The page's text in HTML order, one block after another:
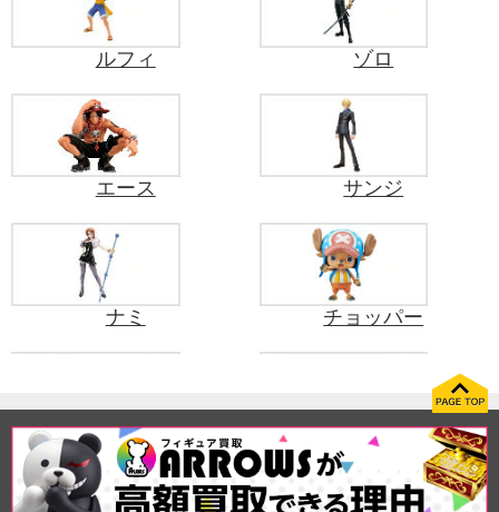
ルフィ ゾロ
エース サンジ
ナミ チョッパー
フランキー ウソップ